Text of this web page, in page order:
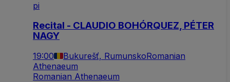
pi
Recital - CLAUDIO BOHÓRQUEZ, PÉTER
NAGY
19:00 Bukurešť, RumunskoRomanian
Athenaeum
Romanian Athenaeum